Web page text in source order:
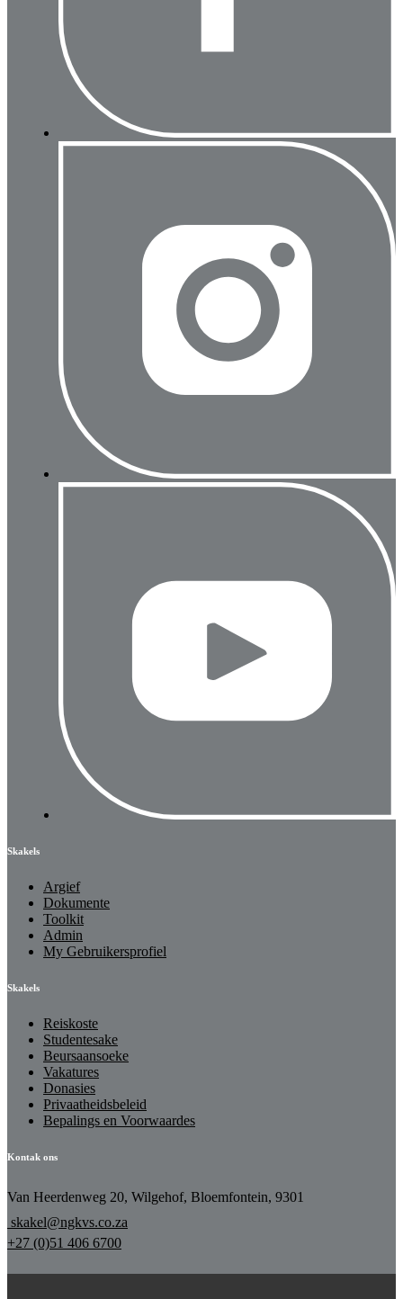
Skakels
Argief
Dokumente
Toolkit
Admin
My Gebruikersprofiel
Skakels
Reiskoste
Studentesake
Beursaansoeke
Vakatures
Donasies
Privaatheidsbeleid
Bepalings en Voorwaardes
Kontak ons
Van Heerdenweg 20, Wilgehof, Bloemfontein, 9301
skakel@ngkvs.co.za
+27 (0)51 406 6700